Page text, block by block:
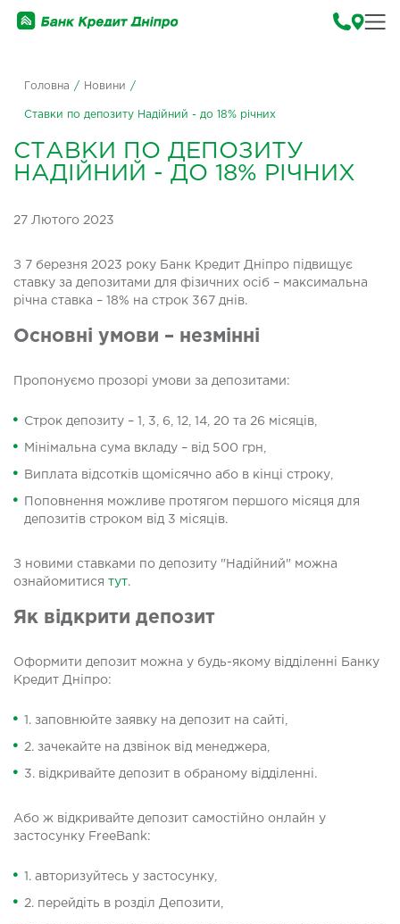
Головна / Новини /
Ставки по депозиту Надійний - до 18% річних
СТАВКИ ПО ДЕПОЗИТУ
НАДІЙНИЙ - ДО 18% РІЧНИХ
27 Лютого 2023
З 7 березня 2023 року Банк Кредит Дніпро підвищує
ставку за депозитами для фізичних осіб – максимальна
річна ставка – 18% на строк 367 днів.
Основні умови – незмінні
Пропонуємо прозорі умови за депозитами:
Строк депозиту – 1, 3, 6, 12, 14, 20 та 26 місяців,
Мінімальна сума вкладу – від 500 грн,
Виплата відсотків щомісячно або в кінці строку,
Поповнення можливе протягом першого місяця для
депозитів строком від 3 місяців.
З новими ставками по депозиту "Надійний" можна
ознайомитися тут.
Як відкрити депозит
Оформити депозит можна у будь-якому відділенні Банку
Кредит Дніпро:
1. заповнюйте заявку на депозит на сайті,
2. зачекайте на дзвінок від менеджера,
3. відкривайте депозит в обраному відділенні.
Або ж відкривайте депозит самостійно онлайн у
застосунку FreeBank:
1. авторизуйтесь у застосунку,
2. перейдіть в розділ Депозити,